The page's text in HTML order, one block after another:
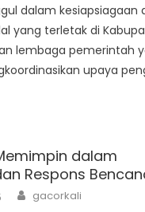
dalam kesiapsiagaan
yang terletak di
lembaga pemerintah
upaya
dalam
Respons
Author
gacorkali